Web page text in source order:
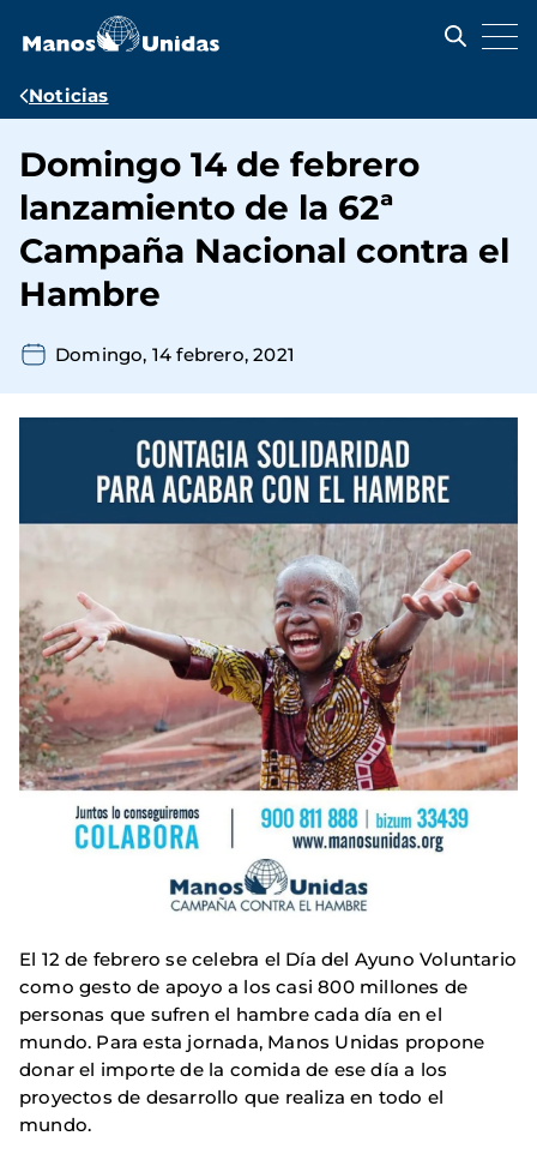
contenido
Ruta
navegación
Noticias
Domingo 14 de febrero
lanzamiento de la 62ª
Campaña Nacional contra el
Hambre
Domingo, 14 febrero, 2021
El 12 de febrero se celebra el Día del Ayuno Voluntario
como gesto de apoyo a los casi 800 millones de
personas que sufren el hambre cada día en el
mundo. Para esta jornada, Manos Unidas propone
donar el importe de la comida de ese día a los
proyectos de desarrollo que realiza en todo el
mundo.